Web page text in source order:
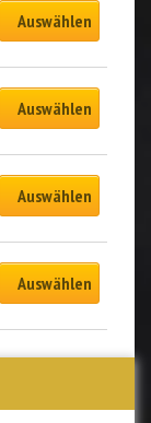
Auswählen
Auswählen
Auswählen
Auswählen